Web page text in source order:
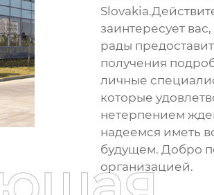
заинтересует
рады
получения
личные
которые
нетерпением
надеемся иметь
будущем. Добро
организацией.